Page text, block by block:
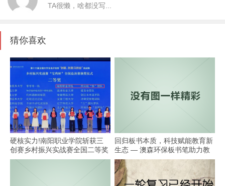
TA很懒，啥都没写...
猜你喜欢
硬核实力!南阳职业学院斩获三
创赛乡村振兴实战赛全国二等奖
回归板书本质，科技赋能教育新
生态 — 澳森环保板书笔助力教
学